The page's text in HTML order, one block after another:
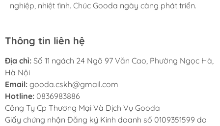
nghiệp, nhiệt tình. Chúc Gooda ngày càng phát triển.
nghiệp, nhiệt tình. Chúc Gooda ngày càng phát triển.
nghiệp, nhiệt tình. Chúc Gooda ngày càng phát triển.
Thông tin liên hệ
Địa chỉ: Số 11 ngách 24 Ngõ 97 Văn Cao, Phường Ngọc Hà,
Hà Nội
Email: gooda.cskh@gmail.com
Hotline: 0836983886
Công Ty Cp Thương Mại Và Dịch Vụ Gooda
Giấy chứng nhận Đăng ký Kinh doanh số 0109351599 do